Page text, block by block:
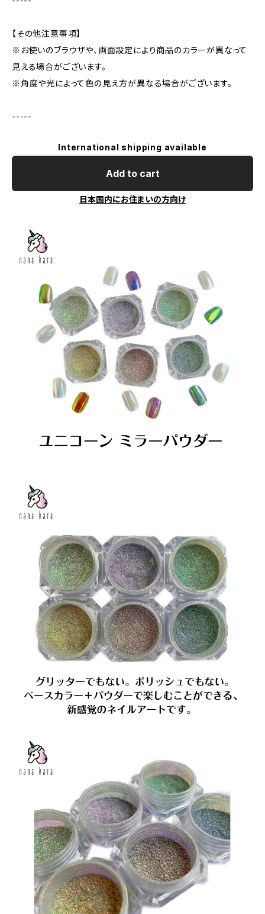
【その他注意事項】
※お使いのブラウザや、画面設定により商品のカラーが異なって
見える場合がございます。
※角度や光によって色の見え方が異なる場合がございます。
-----
International shipping available
Add to cart
日本国内にお住まいの方向け